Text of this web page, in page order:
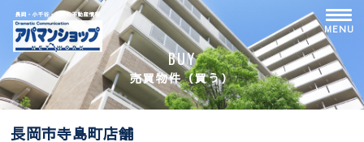
content
MENU
BUY
売買物件（買う）
長岡市寺島町店舗